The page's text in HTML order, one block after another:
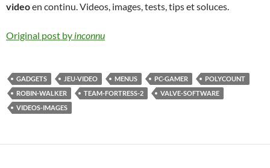
videoen continu. Videos, images, tests, tips et soluces.
Original post by inconnu
GADGETS JEU-VIDEO MENUS PC-GAMER
POLYCOUNT
ROBIN-WALKER
TEAM-FORTRESS-2
VALVE-SOFTWARE
VIDEOS-IMAGES